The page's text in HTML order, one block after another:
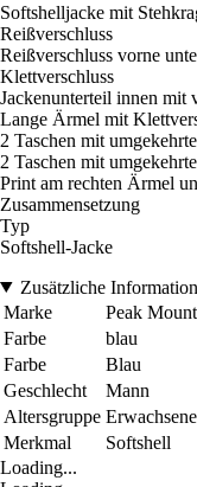
Softshelljacke mit
Reißverschluss
Reißverschluss vorne
Klettverschluss
Jackenunterteil innen mit
Lange Ärmel mit
2 Taschen mit
2 Taschen mit
Print am rechten Ärmel
Zusammensetzung
Typ
Softshell-Jacke
Zusätzliche
Marke
Peak
Farbe
blau
Farbe
Blau
Geschlecht
Mann
Altersgruppe Erwachsene
Merkmal
Softshell
Loading...